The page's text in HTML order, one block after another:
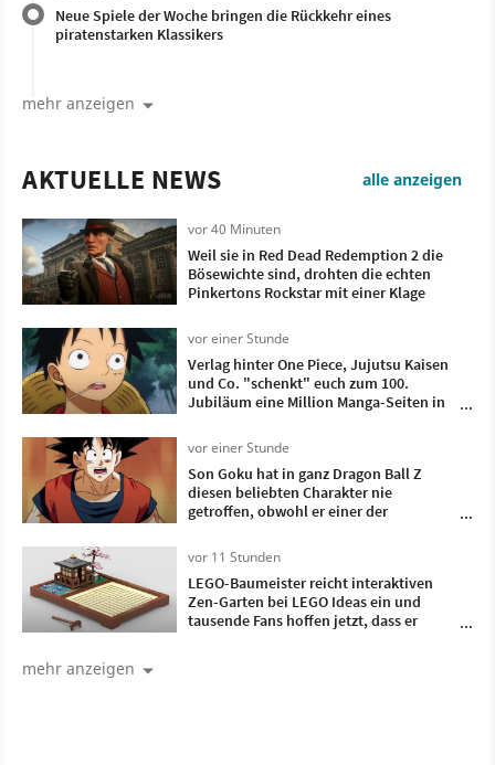
Neue Spiele der Woche bringen die Rückkehr eines
piratenstarken Klassikers
mehr anzeigen
AKTUELLE NEWS alle anzeigen
vor 40 Minuten
Weil sie in Red Dead Redemption 2 die
Bösewichte sind, drohten die echten
Pinkertons Rockstar mit einer Klage
vor einer Stunde
Verlag hinter One Piece, Jujutsu Kaisen
und Co. "schenkt" euch zum 100.
Jubiläum eine Million Manga-Seiten in
wittert KI-Übersetzungen
vor einer Stunde
Son Goku hat in ganz Dragon Ball Z
diesen beliebten Charakter nie
getroffen, obwohl er einer der
vor 11 Stunden
LEGO-Baumeister reicht interaktiven
Zen-Garten bei LEGO Ideas ein und
tausende Fans hoffen jetzt, dass er
mehr anzeigen